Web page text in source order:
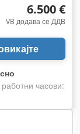
6.500 €
VB додава се ДДВ
работни часови: